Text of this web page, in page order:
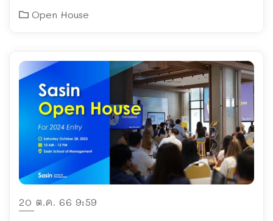
Open House
20 ต.ค. 66 9:59